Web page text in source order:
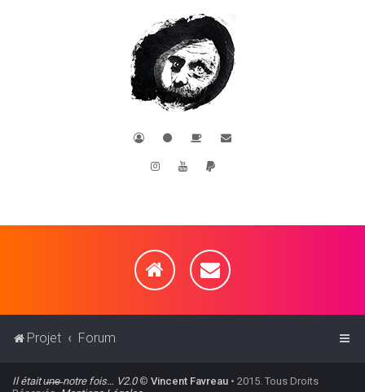
Projet Forum
Il était u̶n̶e̶ notre fois… V2.0 © Vincent Favreau • 2015. Tous Droits